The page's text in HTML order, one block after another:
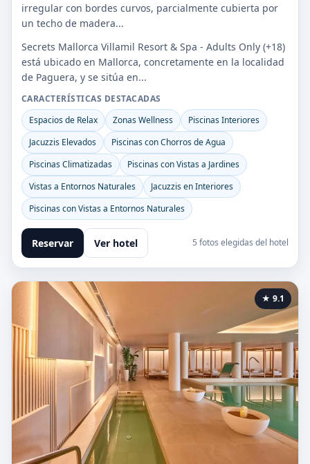
irregular con bordes curvos, parcialmente cubierta por
un techo de madera...
Secrets Mallorca Villamil Resort & Spa - Adults Only (+18)
está ubicado en Mallorca, concretamente en la localidad
de Paguera, y se sitúa en...
CARACTERÍSTICAS DESTACADAS
Espacios de Relax
Zonas Wellness
Piscinas Interiores
Jacuzzis Elevados
Piscinas con Chorros de Agua
Piscinas Climatizadas
Piscinas con Vistas a Jardines
Vistas a Entornos Naturales
Jacuzzis en Interiores
Piscinas con Vistas a Entornos Naturales
Reservar Ver hotel 5 fotos elegidas del hotel
★ 9.1